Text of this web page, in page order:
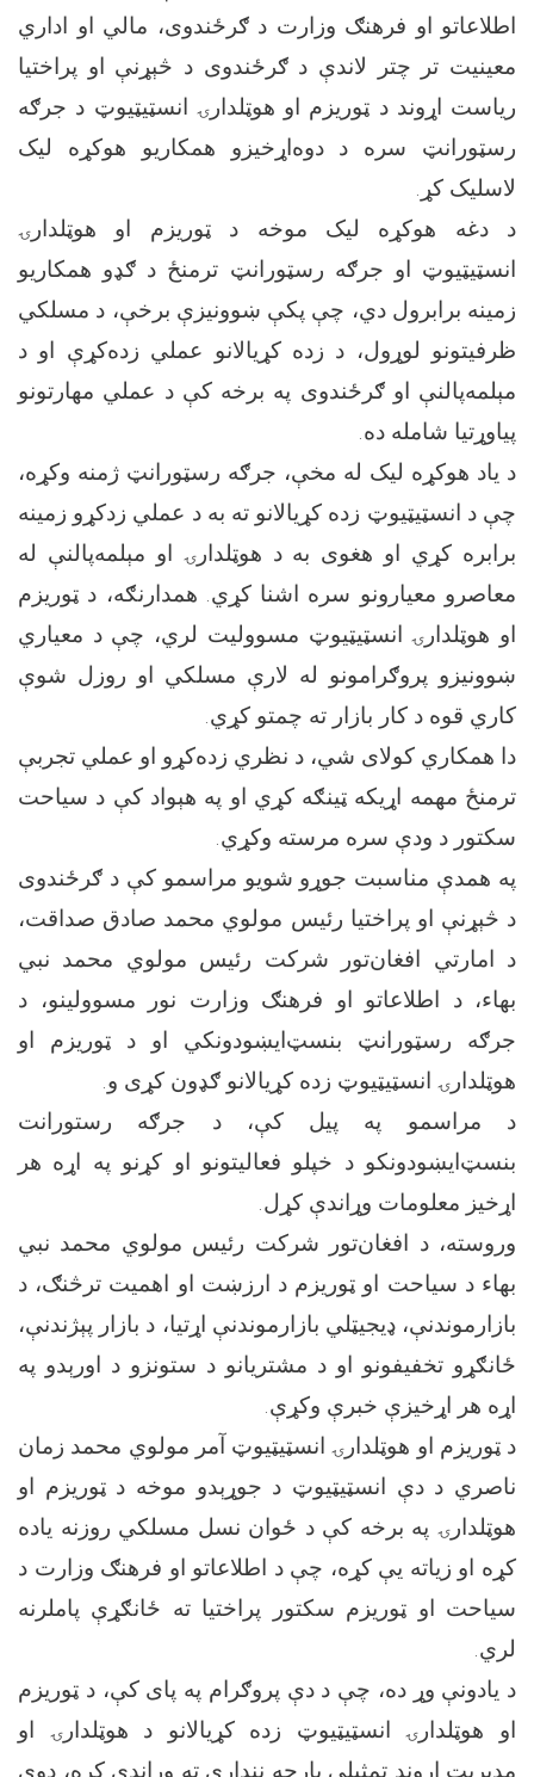
اطلاعاتو او فرهنګ وزارت د ګرځندوی، مالي او اداري
معینیت تر چتر لاندې د ګرځندوی د څېړنې او پراختیا
ریاست اړوند د ټوریزم او هوټلدارۍ انسټیټیوټ د جرګه
رسټورانټ سره د دوه‌اړخیزو همکاریو هوکړه لیک
لاسلیک کړ.
د دغه هوکړه لیک موخه د ټوریزم او هوټلدارۍ
انسټیټیوټ او جرګه رسټورانټ ترمنځ د ګډو همکاریو
زمینه برابرول دي، چې پکې ښوونیزې برخې، د مسلکي
ظرفیتونو لوړول، د زده کړیالانو عملي زده‌کړې او د
مېلمه‌پالنې او ګرځندوی په برخه کې د عملي مهارتونو
پیاوړتیا شامله ده.
د یاد هوکړه لیک له مخې، جرګه رسټورانټ ژمنه وکړه،
چې د انسټیټیوټ زده کړیالانو ته به د عملي زدکړو زمینه
برابره کړي او هغوی به د هوټلدارۍ او مېلمه‌پالنې له
معاصرو معیارونو سره اشنا کړي. همدارنګه، د ټوریزم
او هوټلدارۍ انسټیټیوټ مسوولیت لري، چې د معیاري
ښوونیزو پروګرامونو له لارې مسلکي او روزل شوې
کاري قوه د کار بازار ته چمتو کړي.
دا همکاري کولای شي، د نظري زده‌کړو او عملي تجربې
ترمنځ مهمه اړیکه ټینګه کړي او په هېواد کې د سیاحت
سکتور د ودې سره مرسته وکړي.
په همدې مناسبت جوړو شویو مراسمو کې د ګرځندوی
د څېړنې او پراختیا رئیس مولوي محمد صادق صداقت،
د امارتي افغان‌تور شرکت رئیس مولوي محمد نبي
بهاء، د اطلاعاتو او فرهنګ وزارت نور مسوولینو، د
جرګه رسټورانټ بنسټ‌ايښودونکي او د ټوریزم او
هوټلدارۍ انسټیټیوټ زده کړیالانو ګډون کړی و.
د مراسمو په پیل کې، د جرګه رستورانت
بنسټ‌ايښودونکو د خپلو فعالیتونو او کړنو په اړه هر
اړخیز معلومات وړاندې کړل.
وروسته، د افغان‌تور شرکت رئیس مولوي محمد نبي
بهاء د سیاحت او ټوریزم د ارزښت او اهمیت ترڅنګ، د
بازارموندنې، ډیجیټلي بازارموندنې اړتیا، د بازار پېژندنې،
ځانګړو تخفیفونو او د مشتریانو د ستونزو د اورېدو په
اړه هر اړخیزې خبرې وکړې.
د ټوریزم او هوټلدارۍ انسټیټیوټ آمر مولوي محمد زمان
ناصري د دې انسټیټیوټ د جوړېدو موخه د ټوریزم او
هوټلدارۍ په برخه کې د ځوان نسل مسلکي روزنه یاده
کړه او زیاته یې کړه، چې د اطلاعاتو او فرهنګ وزارت د
سیاحت او ټوریزم سکتور پراختیا ته ځانګړې پاملرنه
لري.
د یادونې وړ ده، چې د دې پروګرام په پای کې، د ټوریزم
او هوټلدارۍ انسټیټیوټ زده کړیالانو د هوټلدارۍ او
مدیریت اړوند تمثیلي پارچه نندارې ته وړاندې کړه، دوی